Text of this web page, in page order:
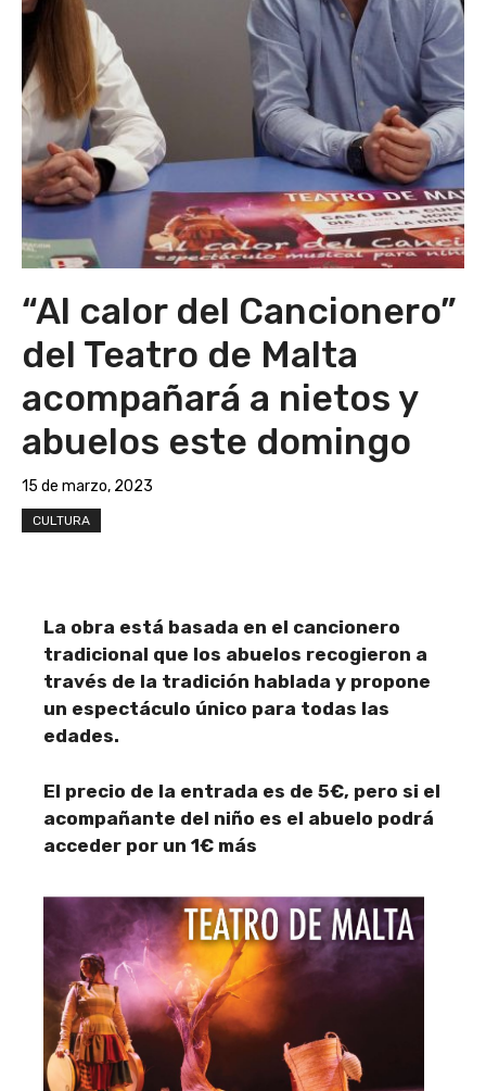
“Al calor del Cancionero”
del Teatro de Malta
acompañará a nietos y
abuelos este domingo
15 de marzo, 2023
CULTURA
La obra está basada en el cancionero
tradicional que los abuelos recogieron a
través de la tradición hablada y propone
un espectáculo único para todas las
edades.
El precio de la entrada es de 5€, pero si el
acompañante del niño es el abuelo podrá
acceder por un 1€ más